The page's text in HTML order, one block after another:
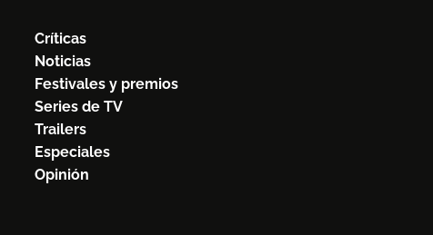
Críticas
Noticias
Festivales y premios
Series de TV
Trailers
Especiales
Opinión